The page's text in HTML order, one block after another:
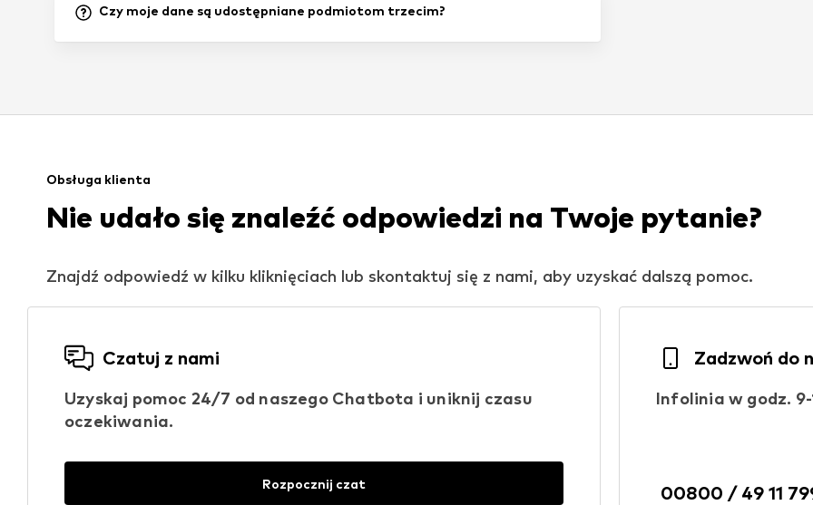
Czy moje dane są udostępniane podmiotom trzecim?
Obsługa klienta
Nie udało się znaleźć odpowiedzi na Twoje pytanie?
Znajdź odpowiedź w kilku kliknięciach lub skontaktuj się z nami, aby uzyskać dalszą pomoc.
Czatuj z nami
Uzyskaj pomoc 24/7 od naszego Chatbota i uniknij czasu
oczekiwania.
Rozpocznij czat
Zadzwoń do
Infolinia w godz.
00800 / 49 11